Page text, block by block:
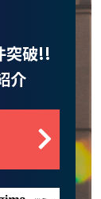
突破!!
介